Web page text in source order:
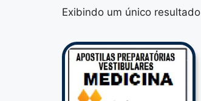
Exibindo um único resultado